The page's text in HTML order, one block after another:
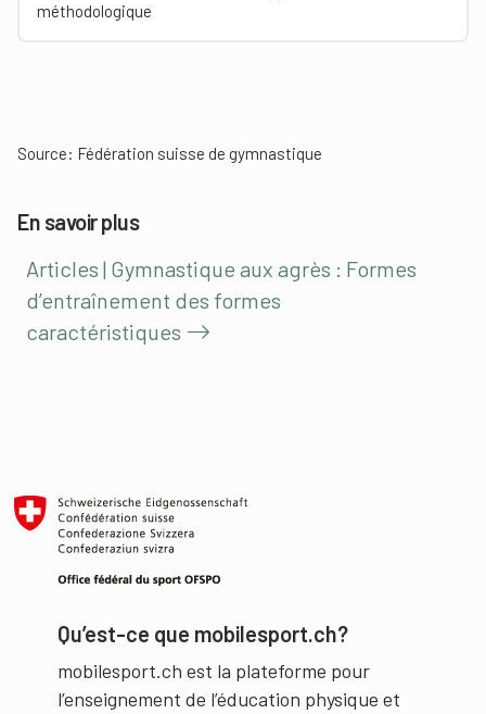
méthodologique
Source: Fédération suisse de gymnastique
En savoir plus
Articles | Gymnastique aux agrès : Formes
d’entraînement des formes
caractéristiques
Qu’est-ce que mobilesport.ch?
mobilesport.ch est la plateforme pour
l’enseignement de l’éducation physique et